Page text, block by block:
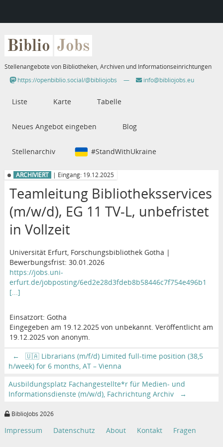
Biblio Jobs
Stellenangebote von Bibliotheken, Archiven und Informationseinrichtungen
https://openbiblio.social/@bibliojobs
— info@bibliojobs.eu
Liste Karte Tabelle
Neues Angebot eingeben Blog
Stellenarchiv #StandWithUkraine
ARCHIVIERT | Eingang: 19.12.2025
Teamleitung Bibliotheksservices
(m/w/d), EG 11 TV-L, unbefristet
in Vollzeit
Universität Erfurt, Forschungsbibliothek Gotha |
Bewerbungsfrist: 30.01.2026
https://jobs.uni-
erfurt.de/jobposting/6ed2e28d3fdeb8b58446c7f754e496b1
[...]
Einsatzort: Gotha
Eingegeben am 19.12.2025 von unbekannt. Veröffentlicht am
19.12.2025 von anonym.
←
🇺🇦 Librarians (m/f/d) Limited full-time position (38,5
h/week) for 6 months, AT – Vienna
Ausbildungsplatz Fachangestellte*r für Medien- und
Informationsdienste (m/w/d), Fachrichtung Archiv
→
BiblioJobs 2026
Impressum Datenschutz About Kontakt Fragen